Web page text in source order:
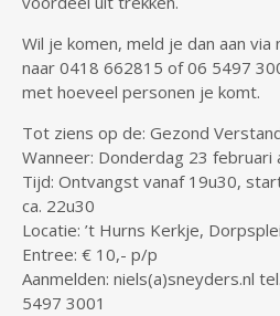
Wil je komen, meld je dan aan
naar 0418 662815 of 06 5497
met hoeveel personen je komt.
Tot ziens op de: Gezond
Wanneer: Donderdag 23 februari
Tijd: Ontvangst vanaf 19u30,
ca. 22u30
Locatie: ’t Hurns Kerkje,
Entree: € 10,- p/p
Aanmelden: niels(a)sneyders.nl
5497 3001